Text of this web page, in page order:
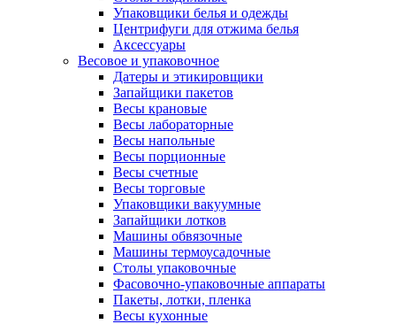
Упаковщики белья и одежды
Центрифуги для отжима белья
Аксессуары
Весовое и упаковочное
Датеры и этикировщики
Запайщики пакетов
Весы крановые
Весы лабораторные
Весы напольные
Весы порционные
Весы счетные
Весы торговые
Упаковщики вакуумные
Запайщики лотков
Машины обвязочные
Машины термоусадочные
Столы упаковочные
Фасовочно-упаковочные аппараты
Пакеты, лотки, пленка
Весы кухонные